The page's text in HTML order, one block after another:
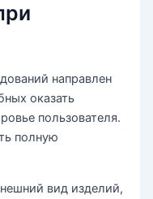
направлен
оказать
пользователя.
полную
вид изделий,